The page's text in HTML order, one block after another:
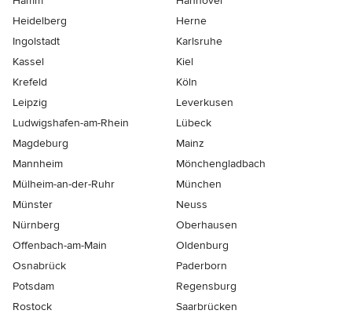
Heidelberg
Herne
Ingolstadt
Karlsruhe
Kassel
Kiel
Krefeld
Köln
Leipzig
Leverkusen
Ludwigshafen-am-Rhein
Lübeck
Magdeburg
Mainz
Mannheim
Mönchen­gladbach
Mülheim-an-der-Ruhr
München
Münster
Neuss
Nürnberg
Oberhausen
Offenbach-am-Main
Oldenburg
Osnabrück
Paderborn
Potsdam
Regensburg
Rostock
Saarbrücken